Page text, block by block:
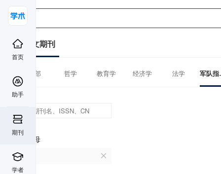
首页
助手
期刊
学者
中文期刊
全部 哲学 教育学 经济学 法学 军
首字母
P